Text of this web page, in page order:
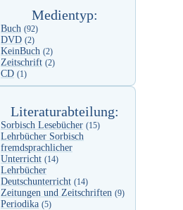
Medientyp:
Buch (92)
DVD (2)
KeinBuch (2)
Zeitschrift (2)
CD (1)
Literaturabteilung:
Sorbisch Lesebücher (15)
Lehrbücher Sorbisch
fremdsprachlicher
Unterricht (14)
Lehrbücher
Deutschunterricht (14)
Zeitungen und Zeitschriften (9)
Periodika (5)